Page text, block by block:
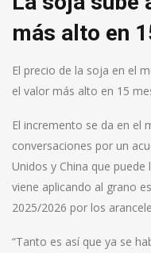
más alto en
El precio de la soja en el
el valor más alto en 15
El incremento se da en el
conversaciones por un
Unidos y China que
viene aplicando al grano
2025/2026 por los
“Tanto es así que ya se